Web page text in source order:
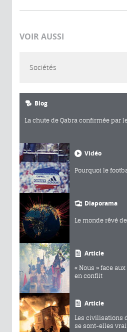
VOIR AUSSI
Sociétés
Blog
La chute de Qabra confirmée par
Vidéo
Pourquoi le
Diaporama
Le monde rêvé
Article
« Nous » face
en conflit
Article
Les civilisations
se sont-elles